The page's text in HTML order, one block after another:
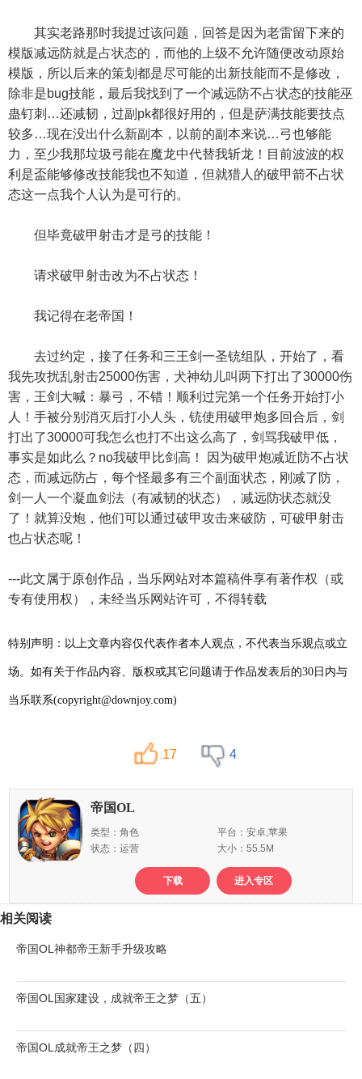
其实老路那时我提过该问题，回答是因为老雷留下来的
模版减远防就是占状态的，而他的上级不允许随便改动原始
模版，所以后来的策划都是尽可能的出新技能而不是修改，
除非是bug技能，最后我找到了一个减远防不占状态的技能巫
蛊钉刺…还减韧，过副pk都很好用的，但是萨满技能要技点
较多…现在没出什么新副本，以前的副本来说…弓也够能
力，至少我那垃圾弓能在魔龙中代替我斩龙！目前波波的权
利是盃能够修改技能我也不知道，但就猎人的破甲箭不占状
态这一点我个人认为是可行的。
但毕竟破甲射击才是弓的技能！
请求破甲射击改为不占状态！
我记得在老帝国！
去过约定，接了任务和三王剑一圣铳组队，开始了，看
我先攻扰乱射击25000伤害，犬神幼儿叫两下打出了30000伤
害，王剑大喊：暴弓，不错！顺利过完第一个任务开始打小
人！手被分别消灭后打小人头，铳使用破甲炮多回合后，剑
打出了30000可我怎么也打不出这么高了，剑骂我破甲低，
事实是如此么？no我破甲比剑高！ 因为破甲炮减近防不占状
态，而减远防占，每个怪最多有三个副面状态，刚减了防，
剑一人一个凝血剑法（有减韧的状态），减远防状态就没
了！就算没炮，他们可以通过破甲攻击来破防，可破甲射击
也占状态呢！
---此文属于原创作品，当乐网站对本篇稿件享有著作权（或
专有使用权），未经当乐网站许可，不得转载
特别声明：以上文章内容仅代表作者本人观点，不代表当乐观点或立
场。如有关于作品内容、版权或其它问题请于作品发表后的30日内与
当乐联系(copyright@downjoy.com)
17 4
帝国OL
类型：角色
平台：安卓,苹果
状态：运营
大小：55.5M
下载 进入专区
相关阅读
帝国OL神都帝王新手升级攻略
帝国OL国家建设，成就帝王之梦（五）
帝国OL成就帝王之梦（四）